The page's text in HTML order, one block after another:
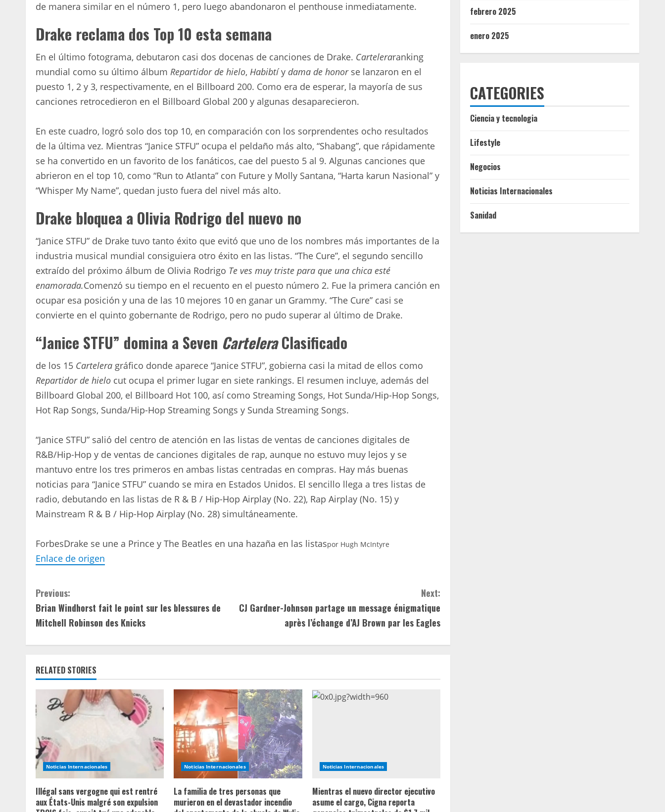
de manera similar en el número 1, pero luego abandonaron el penthouse inmediatamente.
Drake reclama dos Top 10 esta semana
En el último fotograma, debutaron casi dos docenas de canciones de Drake. Carteleraranking
mundial como su último álbum Repartidor de hielo, Habibtíy dama de honorse lanzaron en el
puesto 1, 2 y 3, respectivamente, en el Billboard 200. Como era de esperar, la mayoría de sus
canciones retrocedieron en el Billboard Global 200 y algunas desaparecieron.
En este cuadro, logró solo dos top 10, en comparación con los sorprendentes ocho resultados
de la última vez. Mientras “Janice STFU” ocupa el peldaño más alto, “Shabang”, que rápidamente
se ha convertido en un favorito de los fanáticos, cae del puesto 5 al 9. Algunas canciones que
abrieron en el top 10, como “Run to Atlanta” con Future y Molly Santana, “Harta karun Nasional” y
“Whisper My Name”, quedan justo fuera del nivel más alto.
Drake bloquea a Olivia Rodrigo del nuevo no
“Janice STFU” de Drake tuvo tanto éxito que evitó que uno de los nombres más importantes de la
industria musical mundial consiguiera otro éxito en las listas. “The Cure”, el segundo sencillo
extraído del próximo álbum de Olivia Rodrigo Te ves muy triste para que una chica esté
enamorada.Comenzó su tiempo en el recuento en el puesto número 2. Fue la primera canción en
ocupar esa posición y una de las 10 mejores 10 en ganar un Grammy. “The Cure” casi se
convierte en el quinto gobernante de Rodrigo, pero no pudo superar al último de Drake.
“Janice STFU” domina a Seven CarteleraClasificado
de los 15 Cartelera gráfico donde aparece “Janice STFU”, gobierna casi la mitad de ellos como
Repartidor de hielo cut ocupa el primer lugar en siete rankings. El resumen incluye, además del
Billboard Global 200, el Billboard Hot 100, así como Streaming Songs, Hot Sunda/Hip-Hop Songs,
Hot Rap Songs, Sunda/Hip-Hop Streaming Songs y Sunda Streaming Songs.
“Janice STFU” salió del centro de atención en las listas de ventas de canciones digitales de
R&B/Hip-Hop y de ventas de canciones digitales de rap, aunque no estuvo muy lejos y se
mantuvo entre los tres primeros en ambas listas centradas en compras. Hay más buenas
noticias para “Janice STFU” cuando se mira en Estados Unidos. El sencillo llega a tres listas de
radio, debutando en las listas de R & B / Hip-Hop Airplay (No. 22), Rap Airplay (No. 15) y
Mainstream R & B / Hip-Hop Airplay (No. 28) simultáneamente.
ForbesDrake se une a Prince y The Beatles en una hazaña en las listaspor Hugh McIntyre
Enlace de origen
C
o
i
n
u
e
R
e
a
Previous:
Brian Windhorst fait le point sur les blessures de
Mitchell Robinson des Knicks
Next:
CJ Gardner-Johnson partage un message énigmatique
après l’échange d’AJ Brown par les Eagles
RELATED STORIES
Noticias Internacionales
Illégal sans vergogne qui est rentré
aux États-Unis malgré son expulsion
Noticias Internacionales
La familia de tres personas que
murieron en el devastador incendio
Noticias Internacionales
Mientras el nuevo director ejecutivo
asume el cargo, Cigna reporta
febrero 2025
enero 2025
CATEGORIES
Ciencia y tecnologia
Lifestyle
Negocios
Noticias Internacionales
Sanidad